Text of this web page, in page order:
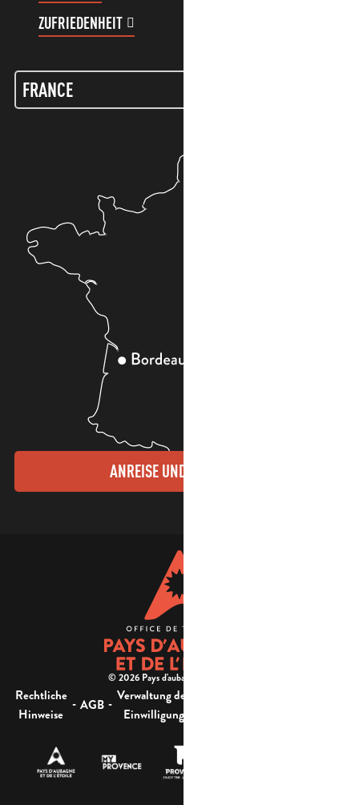
ZUFRIEDENHEIT
ANREISE UND KONTAKTE
© 2026 Pays d'aubagne et de l'étoile -
Rechtliche
Hinweise
- AGB - Verwaltung der
Einwilligung